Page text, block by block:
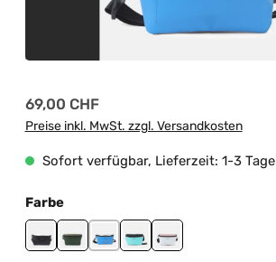
Regulärer Preis:
69,00 CHF
Preise inkl. MwSt. zzgl. Versandkosten
Sofort verfügbar, Lieferzeit: 1-3 Tage
Farbeauswählen
black-off white
jungle green-mud green
lightblue-white
mint-blackwhite-light rose